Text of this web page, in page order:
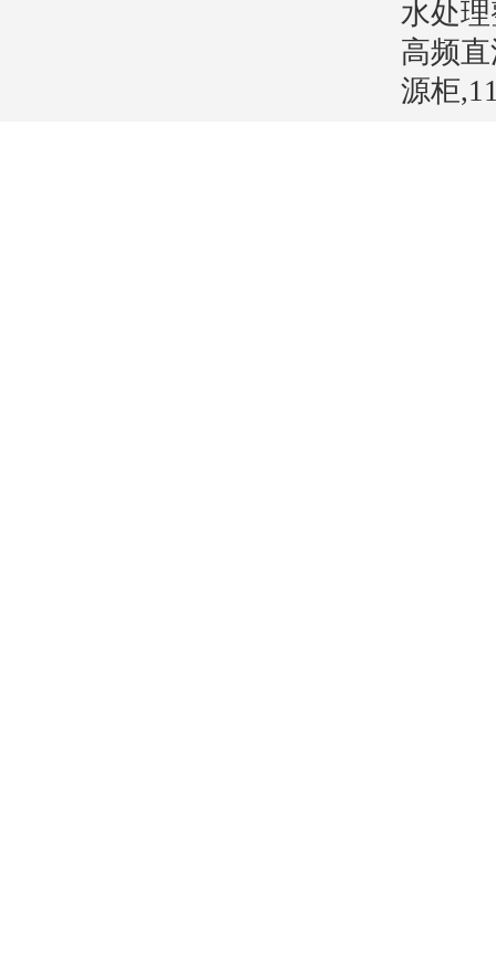
水处
高频
源柜